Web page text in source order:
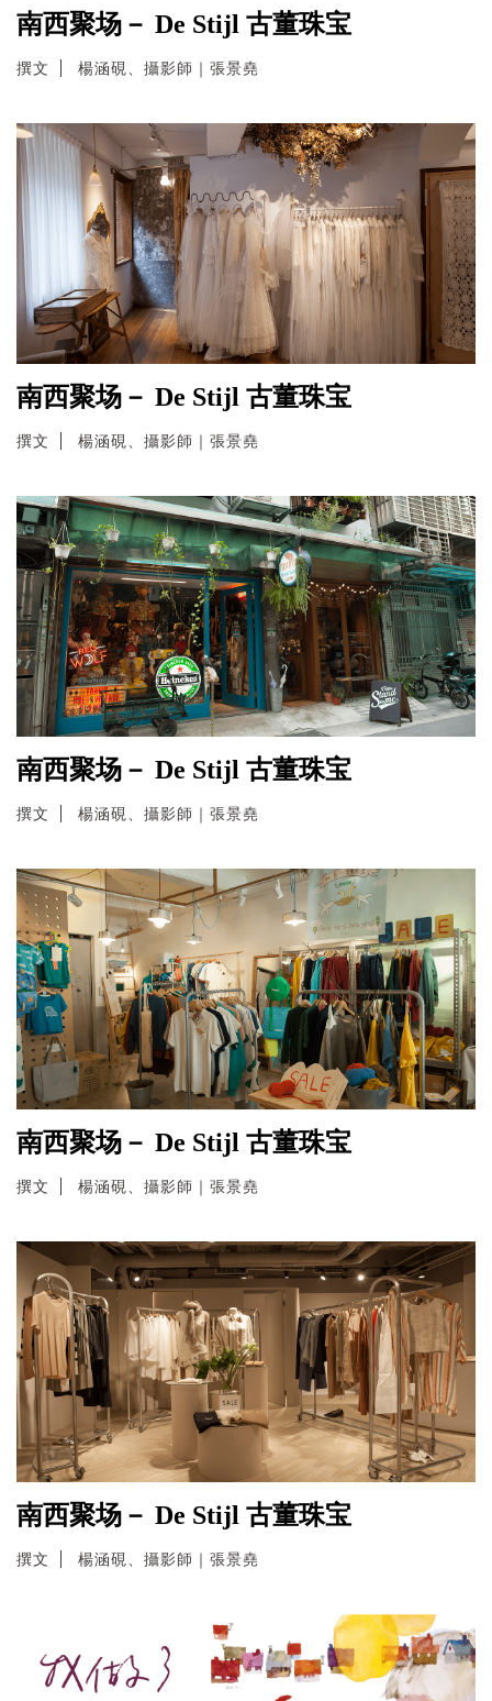
南西聚场－ De Stijl 古董珠宝
撰文 楊涵硯、攝影師｜張景堯
南西聚场－ De Stijl 古董珠宝
撰文 楊涵硯、攝影師｜張景堯
南西聚场－ De Stijl 古董珠宝
撰文 楊涵硯、攝影師｜張景堯
南西聚场－ De Stijl 古董珠宝
撰文 楊涵硯、攝影師｜張景堯
南西聚场－ De Stijl 古董珠宝
撰文 楊涵硯、攝影師｜張景堯